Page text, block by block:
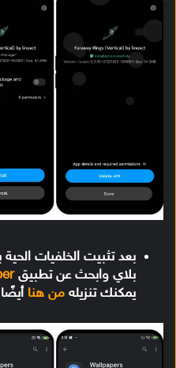
بعد تثبيت الخلفيات
بلاي وابحث عن تطبيق
يمكنك تنزيله من هنا أيضًا